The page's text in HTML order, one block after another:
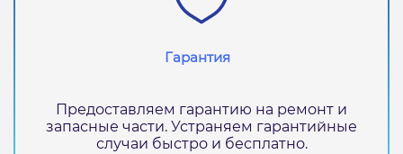
Гарантия
Предоставляем гарантию на ремонт и
запасные части. Устраняем гарантийные
случаи быстро и бесплатно.